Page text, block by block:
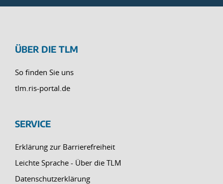
ÜBER DIE TLM
So finden Sie uns
tlm.ris-portal.de
SERVICE
Erklärung zur Barrierefreiheit
Leichte Sprache - Über die TLM
Datenschutzerklärung